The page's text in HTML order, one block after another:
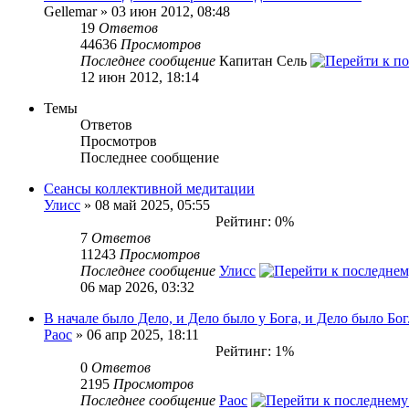
Gellemar » 03 июн 2012, 08:48
19 Ответов
44636 Просмотров
Последнее сообщение Капитан Сель
12 июн 2012, 18:14
Темы
Ответов
Просмотров
Последнее сообщение
Сеансы коллективной медитации
Улисс » 08 май 2025, 05:55
Рейтинг: 0%
7 Ответов
11243 Просмотров
Последнее сообщение Улисс
06 мар 2026, 03:32
В начале было Дело, и Дело было у Бога, и Дело было
Раос » 06 апр 2025, 18:11
Рейтинг: 1%
0 Ответов
2195 Просмотров
Последнее сообщение Раос